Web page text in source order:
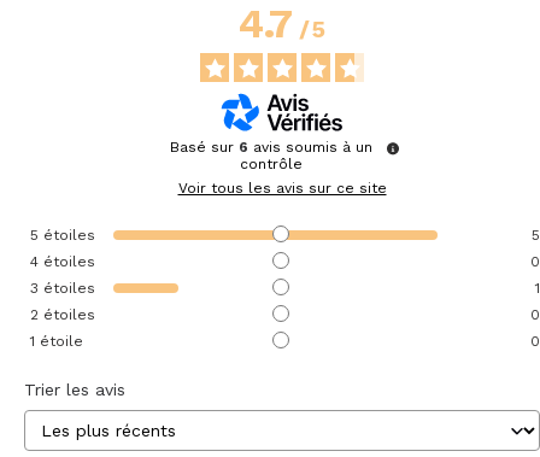
4.7/5
Basé sur 6 avis soumis à un
contrôle
Voir tous les avis sur ce site
5 étoiles
5
4 étoiles
0
3 étoiles
1
2 étoiles
0
1 étoile 0
Trier les avis